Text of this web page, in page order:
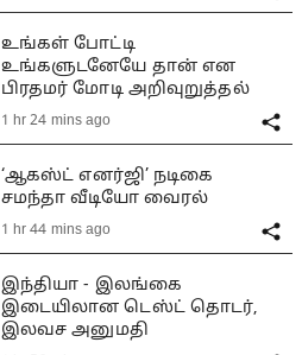
உங்கள் போட்டி
உங்களுடனேயே தான் என
பிரதமர் மோடி அறிவுறுத்தல்
1 hr 24 mins ago
‘ஆகஸ்ட் எனர்ஜி’ நடிகை
சமந்தா வீடியோ வைரல்
1 hr 44 mins ago
இந்தியா - இலங்கை
இடையிலான டெஸ்ட் தொடர்,
இலவச அனுமதி